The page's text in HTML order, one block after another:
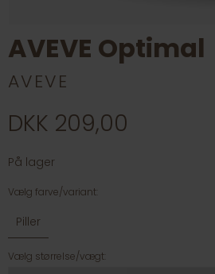
AVEVE Optimal
AVEVE
DKK 209,00
På lager
Vælg farve/variant:
Piller
Vælg størrelse/vægt: